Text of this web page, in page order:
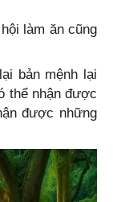
làm ăn cũng
bản mệnh lại
thể nhận được
được những